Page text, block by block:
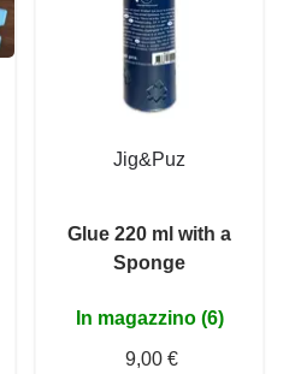
Jig&Puz
Glue 220 ml with a
Sponge
In magazzino (6)
9,00 €